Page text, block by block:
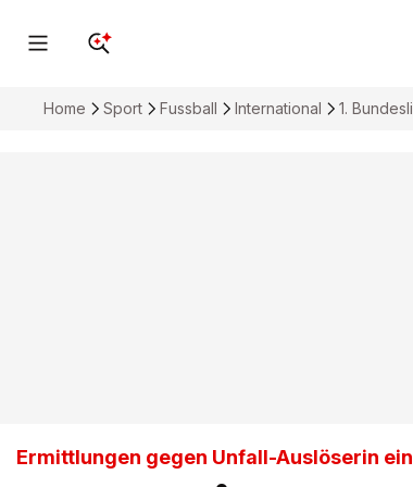
Home Sport Fussball International 1.
Ermittlungen gegen Unfall-Auslöserin